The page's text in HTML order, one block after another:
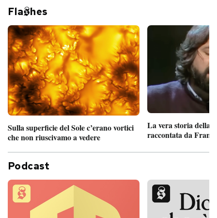
Fla hes
Sulla superficie del Sole c’erano vortici
che non riuscivamo a vedere
La vera storia della
raccontata da
Podcast